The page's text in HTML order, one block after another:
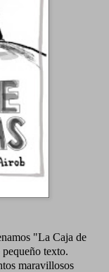
"La Caja de
texto.
maravillosos